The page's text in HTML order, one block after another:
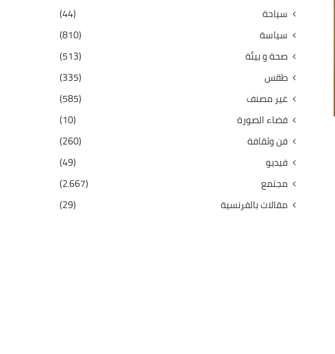
سياحة
(44)
سياسة
(810)
صحة و بيئة
(513)
طقس
(335)
غير مصنف
(585)
فضاء الصورة
(10)
فن وثقافة
(260)
فيديو
(49)
مجتمع
(2٬667)
مقالات بالفرنسية
(29)